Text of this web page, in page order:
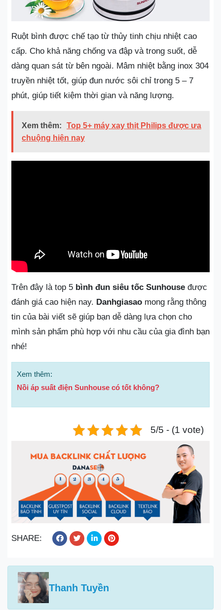
Ruột bình được chế tạo từ thủy tinh chịu nhiệt cao
cấp. Cho khả năng chống va đập và trong suốt, dễ
dàng quan sát từ bên ngoài. Mâm nhiệt bằng inox 304
truyền nhiệt tốt, giúp đun nước sôi chỉ trong 5 – 7
phút, giúp tiết kiệm thời gian và năng lượng.
Xem thêm:
Top 5+ máy xay thịt Philips được ưa
chuộng hiện nay
Trên đây là top 5 bình đun siêu tốc Sunhouse được
đánh giá cao hiện nay. Danhgiasao mong rằng thông
tin của bài viết sẽ giúp bạn dễ dàng lựa chọn cho
mình sản phẩm phù hợp với nhu cầu của gia đình bạn
nhé!
Xem thêm:
Nồi áp suất điện Sunhouse có tốt không?
5/5 - (1 vote)
SHARE:
Thanh Tuyền